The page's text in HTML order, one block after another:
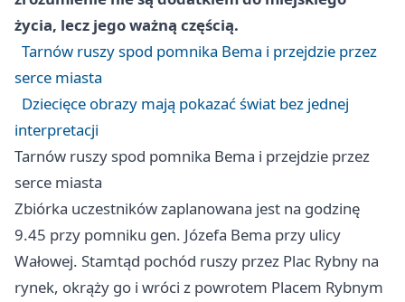
życia, lecz jego ważną częścią.
Tarnów ruszy spod pomnika Bema i przejdzie przez
serce miasta
Dziecięce obrazy mają pokazać świat bez jednej
interpretacji
Tarnów ruszy spod pomnika Bema i przejdzie przez
serce miasta
Zbiórka uczestników zaplanowana jest na godzinę
9.45 przy pomniku gen. Józefa Bema przy ulicy
Wałowej. Stamtąd pochód ruszy przez Plac Rybny na
rynek, okrąży go i wróci z powrotem Placem Rybnym